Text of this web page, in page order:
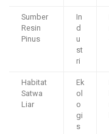
Sumber
Resin
Pinus
In
d
u
st
ri
Habitat
Satwa
Liar
Ek
ol
o
gi
s